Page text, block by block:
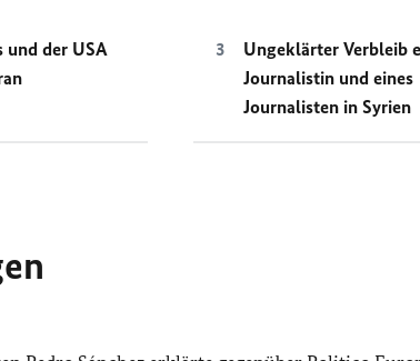
und der USA
Ungeklärter Verbleib
Journalistin und eines
Journalisten in Syrien